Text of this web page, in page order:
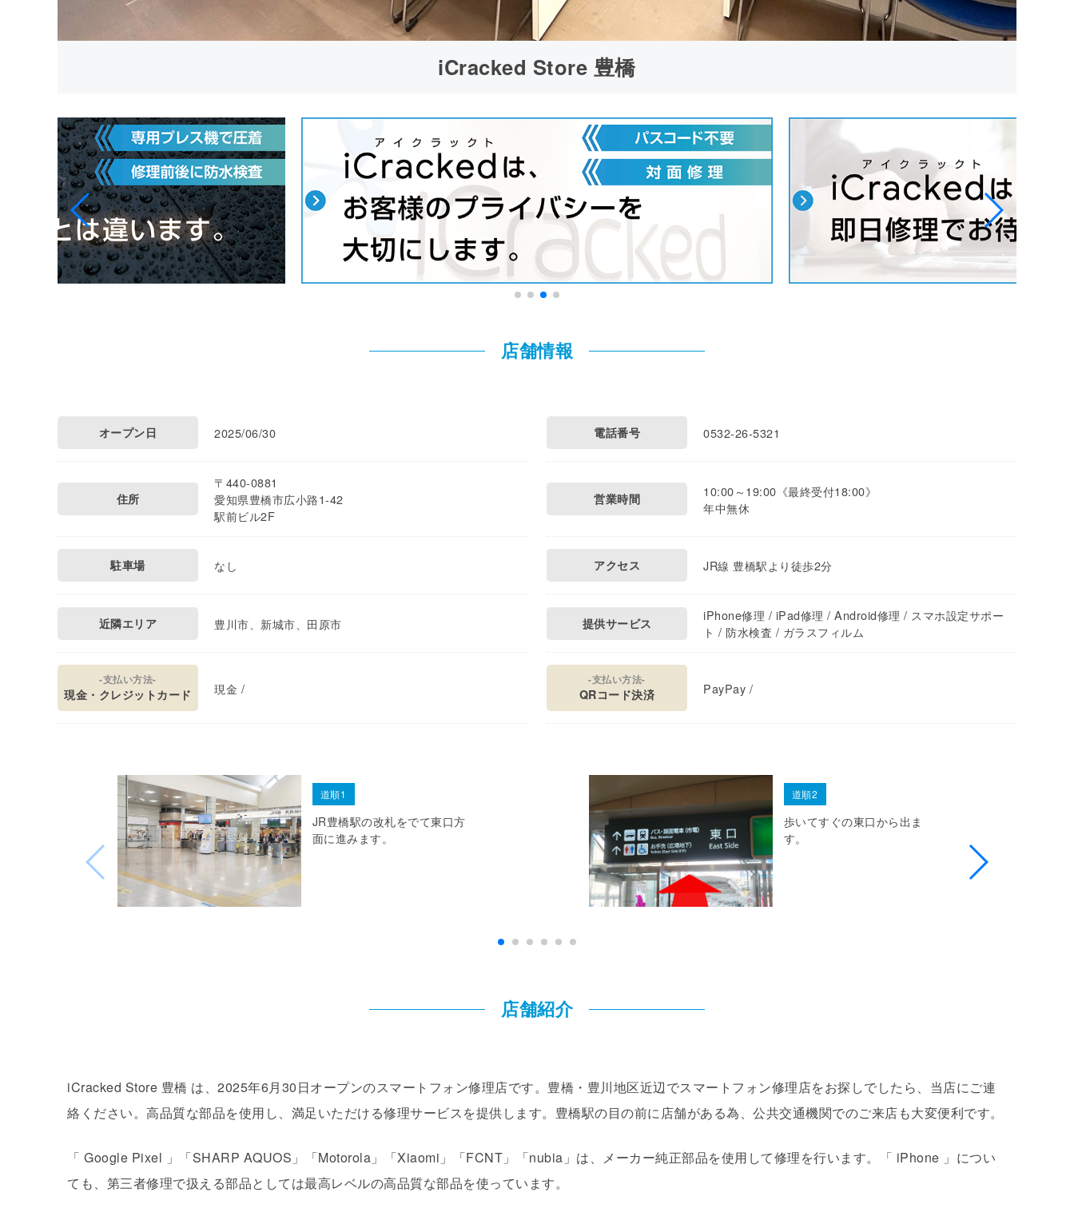
iCracked Store 豊橋
店舗情報
オープン日 2025/06/30 電話番号 0532-26-5321
住所
〒440-0881
愛知県豊橋市広小路1-42
駅前ビル2F
営業時間
10:00～19:00《最終受付18:00》
年中無休
駐車場 なし アクセス JR線 豊橋駅より徒歩2分
近隣エリア 豊川市、新城市、田原市 提供サービス
iPhone修理 / iPad修理 / Android修理 / スマホ設定サポー
ト / 防水検査 / ガラスフィルム
-支払い方法-
現金・クレジットカード 現金 / -支払い方法-
QRコード決済 PayPay /
道順1
JR豊橋駅の改札をでて東口方
面に進みます。
道順2
歩いてすぐの東口から出ま
す。
店舗紹介
iCracked Store 豊橋 は、2025年6月30日オープンのスマートフォン修理店です。豊橋・豊川地区近辺でスマートフォン修理店をお探しでしたら、当店にご連
絡ください。高品質な部品を使用し、満足いただける修理サービスを提供します。豊橋駅の目の前に店舗がある為、公共交通機関でのご来店も大変便利です。
「 Google Pixel 」「SHARP AQUOS」「Motorola」「Xiaomi」「FCNT」「nubia」は、メーカー純正部品を使用して修理を行います。「 iPhone 」につい
ても、第三者修理で扱える部品としては最高レベルの高品質な部品を使っています。